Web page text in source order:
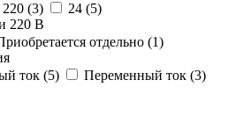
220 (3) 24 (5)
220 В
отдельно (1)
ток (5) Переменный ток (3)